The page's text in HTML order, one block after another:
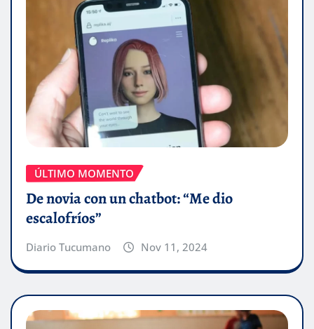
ÚLTIMO MOMENTO
De novia con un chatbot: “Me dio
escalofríos”
Diario Tucumano Nov 11, 2024